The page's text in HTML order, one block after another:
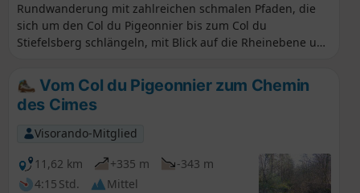
Rundwanderung mit zahlreichen schmalen Pfaden, die
sich um den Col du Pigeonnier bis zum Col du
Stiefelsberg schlängeln, mit Blick auf die Rheinebene und
und am Eslsberg vorbeiführt.
Vom Col du Pigeonnier zum Chemin
des Cimes
Visorando-Mitglied
11,62 km
+335 m
-343 m
4:15 Std.
Mittel